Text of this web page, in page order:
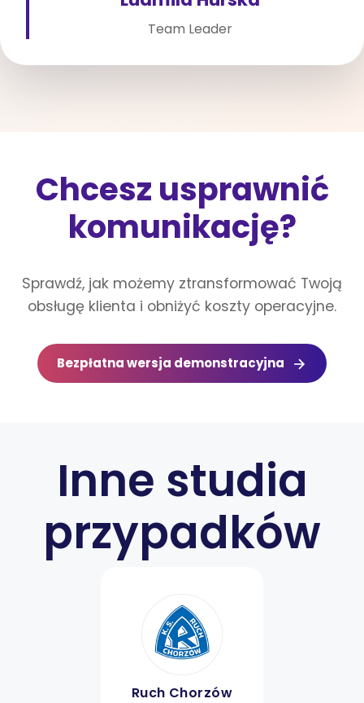
Team Leader
Chcesz usprawnić
komunikację?
Sprawdź, jak możemy ztransformować Twoją
obsługę klienta i obniżyć koszty operacyjne.
Bezpłatna wersja demonstracyjna
Inne studia
przypadków
Ruch Chorzów